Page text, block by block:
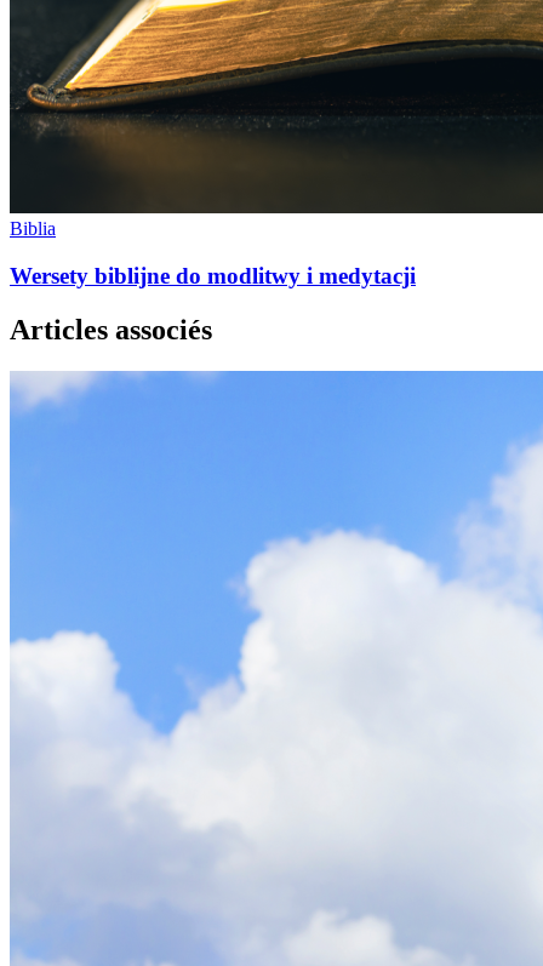
Biblia
Wersety biblijne do modlitwy i medytacji
Articles associés